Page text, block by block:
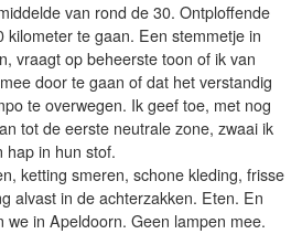
van rond de 30. Ontploffende
kilometer te gaan. Een stemmetje in
vraagt op beheerste toon of ik van
door te gaan of dat het verstandig
te overwegen. Ik geef toe, met nog
tot de eerste neutrale zone, zwaai ik
hap in hun stof.
ketting smeren, schone kleding, frisse
alvast in de achterzakken. Eten. En
we in Apeldoorn. Geen lampen mee.